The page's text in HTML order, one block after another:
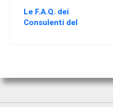
Le F.A.Q. dei
Consulenti del